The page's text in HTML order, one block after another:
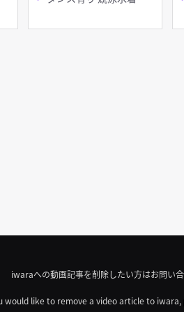
iwaraへの動画記事を削除したい方はお問い
would like to remove a video article to